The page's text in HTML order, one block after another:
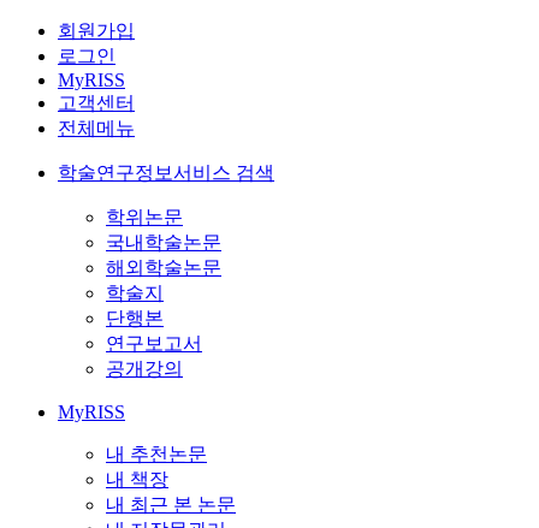
회원가입
로그인
MyRISS
고객센터
전체메뉴
학술연구정보서비스 검색
학위논문
국내학술논문
해외학술논문
학술지
단행본
연구보고서
공개강의
MyRISS
내 추천논문
내 책장
내 최근 본 논문